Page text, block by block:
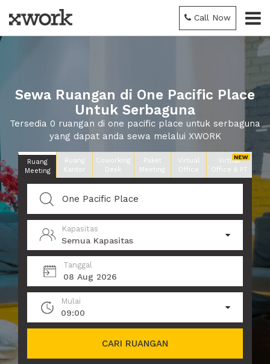
Call Now
Sewa Ruangan di One Pacific Place
Untuk Serbaguna
Tersedia 0 ruangan di one pacific place untuk serbaguna
yang dapat anda sewa melalui XWORK
Ruang
Meeting
Ruang
Kantor
Coworking
Desk
Paket
Meeting
Virtual
Office
Virtual
Office & PT
Kapasitas
Semua Kapasitas
Tanggal
08 Aug 2026
Mulai
09:00
CARI RUANGAN